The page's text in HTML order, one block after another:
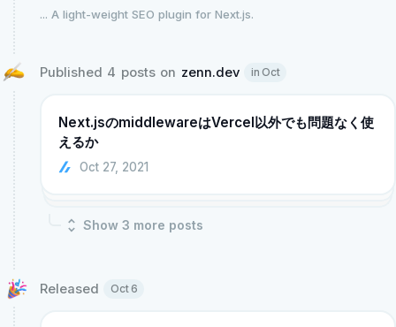
... A light-weight SEO plugin for Next.js.
Published 4 posts on zenn.dev in Oct
Next.jsのmiddlewareはVercel以外でも問題なく使
えるか
Oct 27, 2021
Show 3 more posts
Released Oct 6